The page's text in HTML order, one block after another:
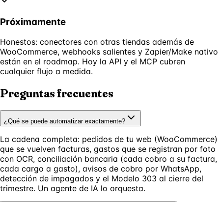
Próximamente
Honestos: conectores con otras tiendas además de
WooCommerce, webhooks salientes y Zapier/Make nativo
están en el roadmap. Hoy la API y el MCP cubren
cualquier flujo a medida.
Preguntas frecuentes
¿Qué se puede automatizar exactamente?
La cadena completa: pedidos de tu web (WooCommerce)
que se vuelven facturas, gastos que se registran por foto
con OCR, conciliación bancaria (cada cobro a su factura,
cada cargo a gasto), avisos de cobro por WhatsApp,
detección de impagados y el Modelo 303 al cierre del
trimestre. Un agente de IA lo orquesta.